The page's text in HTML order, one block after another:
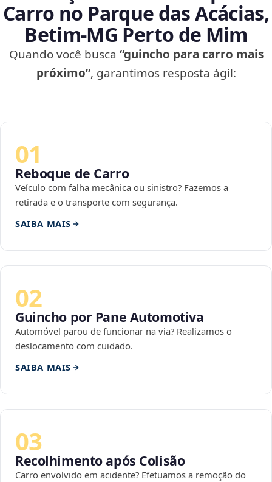
Carro no Parque das Acácias,
Betim‑MG Perto de Mim
Quando você busca “guincho para carro mais
próximo”, garantimos resposta ágil:
01
Reboque de Carro
Veículo com falha mecânica ou sinistro? Fazemos a
retirada e o transporte com segurança.
SAIBA MAIS
02
Guincho por Pane Automotiva
Automóvel parou de funcionar na via? Realizamos o
deslocamento com cuidado.
SAIBA MAIS
03
Recolhimento após Colisão
Carro envolvido em acidente? Efetuamos a remoção do